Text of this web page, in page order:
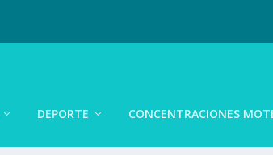
DEPORTE CONCENTRACIONES